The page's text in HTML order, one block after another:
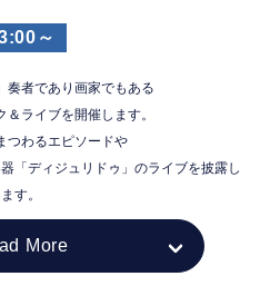
～
奏者であり画家でもある
ライブを開催します。
つわるエピソードや
「ディジュリドゥ」のライブを披露し
ます。
More